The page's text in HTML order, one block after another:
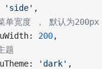
' side' ,
单宽度 ， 默认为200px
: 200,
题
: 'dark' ,